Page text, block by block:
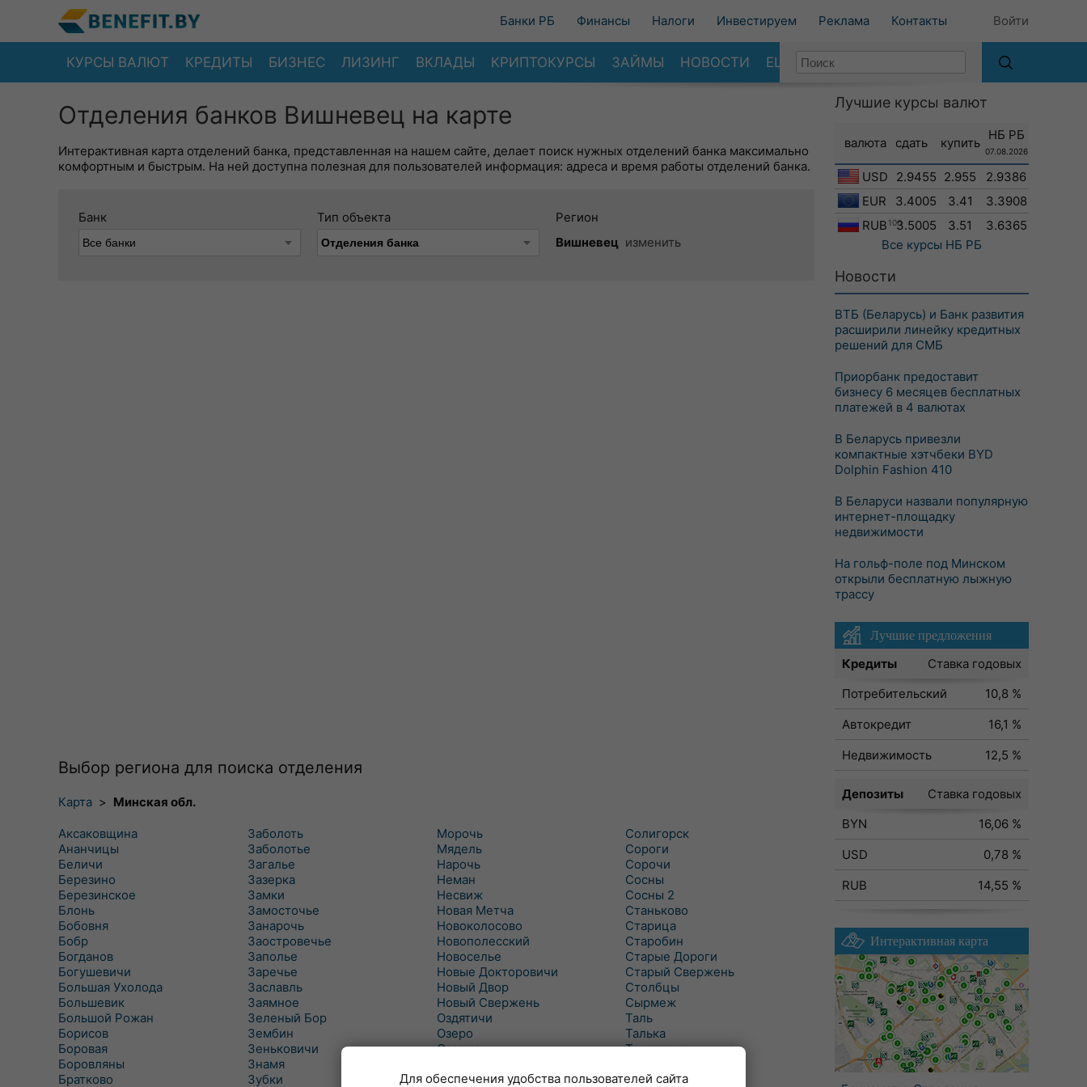
Банки РБ Финансы Налоги Инвестируем Реклама Контакты Войти
КУРСЫ ВАЛЮТ КРЕДИТЫ БИЗНЕС ЛИЗИНГ ВКЛАДЫ КРИПТОКУРСЫ ЗАЙМЫ НОВОСТИ ЕЩЕ
Отделения банков Вишневец на карте
Интерактивная карта отделений банка, представленная на нашем сайте, делает поиск нужных отделений банка максимально
комфортным и быстрым. На ней доступна полезная для пользователей информация: адреса и время работы отделений банка.
Банк Тип объекта
Регион
Вишневец изменить
Выбор региона для поиска отделения
Карта > Минская обл.
Аксаковщина
Ананчицы
Беличи
Березино
Березинское
Блонь
Бобовня
Бобр
Богданов
Богушевичи
Большая Ухолода
Большевик
Большой Рожан
Борисов
Боровая
Боровляны
Братково
Заболоть
Заболотье
Загалье
Зазерка
Замки
Замосточье
Занарочь
Заостровечье
Заполье
Заречье
Заславль
Заямное
Зеленый Бор
Зембин
Зеньковичи
Знамя
Зубки
Морочь
Мядель
Нарочь
Неман
Несвиж
Новая Метча
Новоколосово
Новополесский
Новоселье
Новые Докторовичи
Новый Двор
Новый Свержень
Оздятичи
Озеро
Озерцо
Октябрь
Солигорск
Сороги
Сорочи
Сосны
Сосны 2
Станьково
Старица
Старобин
Старые Дороги
Старый Свержень
Столбцы
Сырмеж
Таль
Талька
Танежицы
Турец-Бояры
Лучшие курсы валют
валюта сдать купить
НБ РБ
07.08.2026
USD 2.9455 2.955
2.9386
EUR
3.4005 3.41
3.3908
RUB 1003.5005 3.51
3.6365
Все курсы НБ РБ
Новости
ВТБ (Беларусь) и Банк развития
расширили линейку кредитных
решений для СМБ
Приорбанк предоставит
бизнесу 6 месяцев бесплатных
платежей в 4 валютах
В Беларусь привезли
компактные хэтчбеки BYD
Dolphin Fashion 410
В Беларуси назвали популярную
интернет-площадку
недвижимости
На гольф-поле под Минском
открыли бесплатную лыжную
трассу
Лучшие предложения
Кредиты
Ставка годовых
Потребительский
10,8 %
Автокредит
16,1 %
Недвижимость
12,5 %
Депозиты
Ставка годовых
BYN
16,06 %
USD
0,78 %
RUB
14,55 %
Интерактивная карта
Для обеспечения удобства пользователей сайта